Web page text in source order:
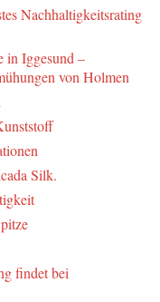
Nachhaltigkeitsrating
in Iggesund –
von Holmen
Silk.
findet bei